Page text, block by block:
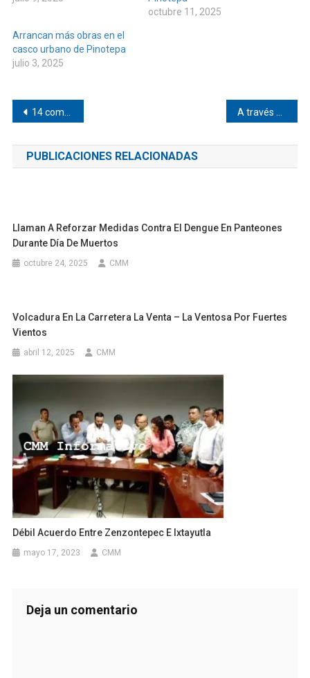
octubre 11, 2025
Arrancan más obras en el
casco urbano de Pinotepa
julio 3, 2025
Navegación
de
entradas
14 comunidades de Tututepec reciben constancia como pueblos indígenas
PUBLICACIONES RELACIONADAS
Llaman A Reforzar Medidas Contra El Dengue En Panteones
Durante Día De Muertos
octubre 24, 2025 CMM
Volcadura En La Carretera La Venta – La Ventosa Por Fuertes
Vientos
abril 12, 2025 CMM
Débil Acuerdo Entre Zenzontepec E Ixtayutla
mayo 17, 2023 CMM
Deja un comentario